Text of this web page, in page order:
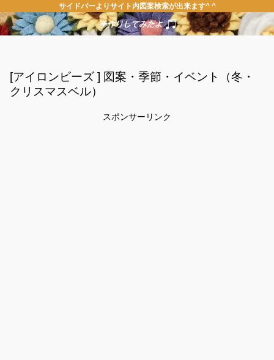
サイドバーよりサイト内図案検索が出来ます^ ^
[アイロンビーズ ] 図案・季節・イベント（冬・
クリスマスベル）
スポンサーリンク